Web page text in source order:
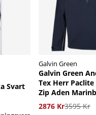
Svart
Galvin Green
Galvin Green
Tex Herr
Zip Aden
2876 Kr3595 Kr